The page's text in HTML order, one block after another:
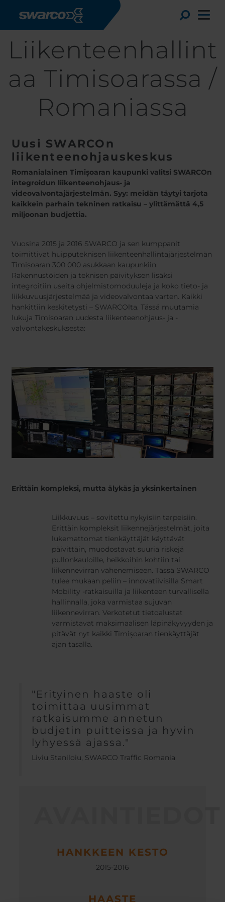
Toggle
English
Español
Choose your country:
Africa
Albania
Austria
Chile
Czech Republic
Finland
France
Germany
Iceland
Italy
Jamaica
Latvia
Moldavia
Netherlands
Norway
Romania
Kosovo
Ukraine
United States of
America
Other Europe
Rest of the
world
Liikenteenhallint
aa Timisoarassa /
Romaniassa
Uusi SWARCOn
liikenteenohjauskeskus
Romanialainen Timișoaran kaupunki valitsi SWARCOn
integroidun liikenteenohjaus- ja
videovalvontajärjestelmän. Syy: meidän täytyi tarjota
kaikkein parhain tekninen ratkaisu – ylittämättä 4,5
miljoonan budjettia.
Vuosina 2015 ja 2016 SWARCO ja sen kumppanit
toimittivat huipputeknisen liikenteenhallintajärjestelmän
Timișoaran 300 000 asukkaan kaupunkiin.
Rakennustöiden ja teknisen päivityksen lisäksi
integroitiin useita ohjelmistomoduuleja ja koko tieto- ja
liikkuvuusjärjestelmää ja videovalvontaa varten. Kaikki
hankittiin keskitetysti – SWARCOlta. Tässä muutamia
lukuja Timișoaran uudesta liikenteenohjaus- ja -
valvontakeskuksesta:
Erittäin kompleksi, mutta älykäs ja yksinkertainen
Liikkuvuus – sovitettu nykyisiin tarpeisiin.
Erittäin kompleksit liikennejärjestelmät, joita
lukemattomat tienkäyttäjät käyttävät
päivittäin, muodostavat suuria riskejä
pullonkauloille, heikkoihin kohtiin tai
liikennevirran vähenemiseen. Tässä SWARCO
tulee mukaan peliin – innovatiivisilla Smart
Mobility -ratkaisuilla ja liikenteen turvallisella
hallinnalla, joka varmistaa sujuvan
liikennevirran. Verkotetut tietoalustat
varmistavat maksimaalisen läpinäkyvyyden ja
pitävät nyt kaikki Timișoaran tienkäyttäjät
ajan tasalla.
"Erityinen haaste oli
toimittaa uusimmat
ratkaisumme annetun
budjetin puitteissa ja hyvin
lyhyessä ajassa."
Liviu Staniloiu, SWARCO Traffic Romania
HANKKEEN KESTO
2015-2016
HAASTE